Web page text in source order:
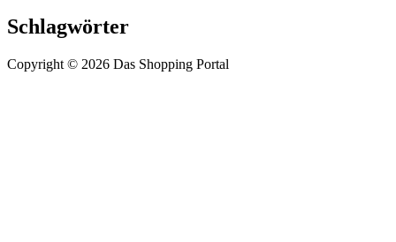
Schlagwörter
Copyright © 2026 Das Shopping Portal